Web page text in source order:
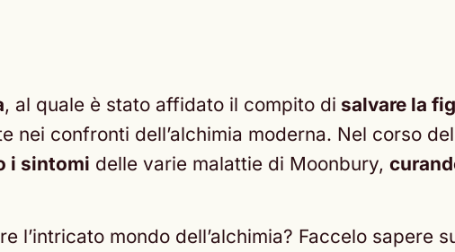
, al quale è stato affidato il compito di salvare la
nei confronti dell’alchimia moderna. Nel corso
i sintomi delle varie malattie di Moonbury,
l’intricato mondo dell’alchimia? Faccelo sapere